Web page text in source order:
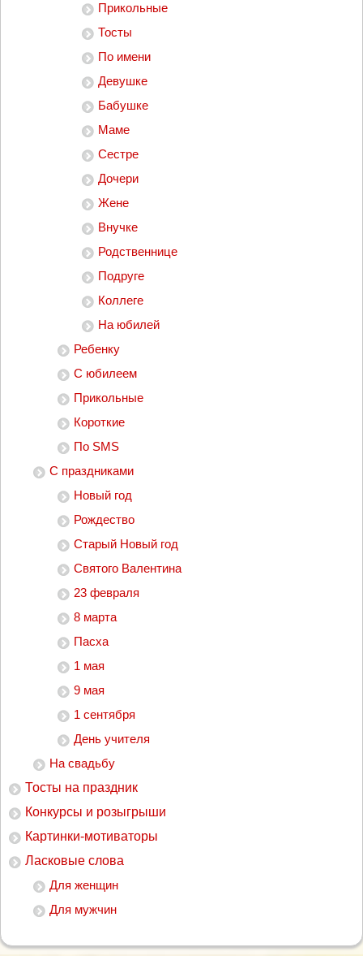
Прикольные
Тосты
По имени
Девушке
Бабушке
Маме
Сестре
Дочери
Жене
Внучке
Родственнице
Подруге
Коллеге
На юбилей
Ребенку
С юбилеем
Прикольные
Короткие
По SMS
С праздниками
Новый год
Рождество
Старый Новый год
Святого Валентина
23 февраля
8 марта
Пасха
1 мая
9 мая
1 сентября
День учителя
На свадьбу
Тосты на праздник
Конкурсы и розыгрыши
Картинки-мотиваторы
Ласковые слова
Для женщин
Для мужчин